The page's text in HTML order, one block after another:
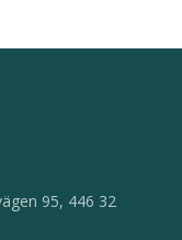
95, 446 32